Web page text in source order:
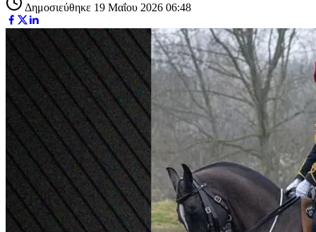
Δημοσιεύθηκε 19 Μαΐου 2026 06:48